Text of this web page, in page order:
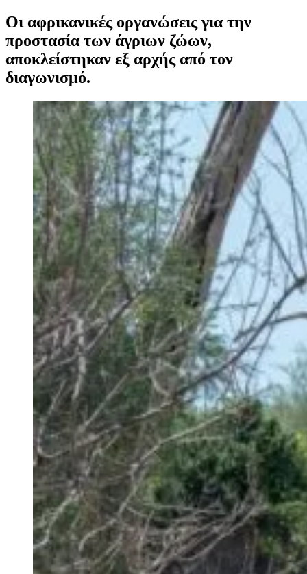
Οι αφρικανικές οργανώσεις για την
προστασία των άγριων ζώων,
αποκλείστηκαν εξ αρχής από τον
διαγωνισμό.